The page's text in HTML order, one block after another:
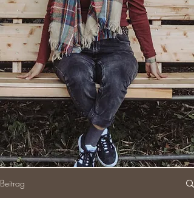
Beitrag